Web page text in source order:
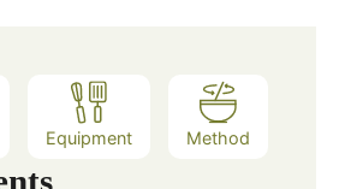
Equipment Method